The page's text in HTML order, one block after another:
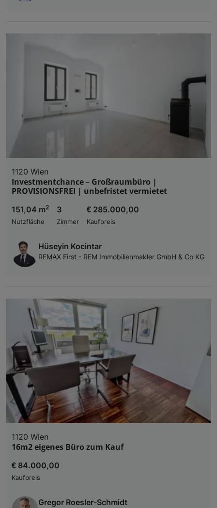
1120 Wien
Investmentchance – Großraumbüro |
PROVISIONSFREI | unbefristet vermietet
151,04 m2
Nutzfläche
3
Zimmer
€ 285.000,00
Kaufpreis
Hüseyin Kocintar
REMAX First - REM Immobilienmakler GmbH & Co KG
1120 Wien
16m2 eigenes Büro zum Kauf
€ 84.000,00
Kaufpreis
Gregor Roesler-Schmidt